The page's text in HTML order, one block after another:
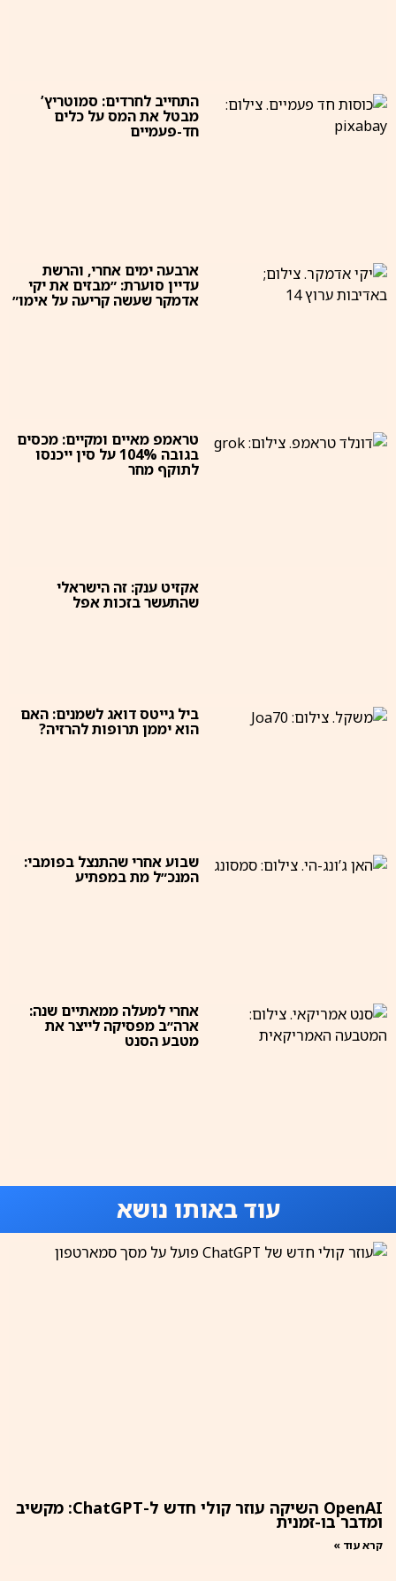
התחייב לחרדים: סמוטריץ’
מבטל את המס על כלים
חד-פעמיים
ארבעה ימים אחרי, והרשת
עדיין סוערת: ״מבזים את יקי
אדמקר שעשה קריעה על אימו״
טראמפ מאיים ומקיים: מכסים
בגובה 104% על סין ייכנסו
לתוקף מחר
אקזיט ענק: זה הישראלי
שהתעשר בזכות אפל
ביל גייטס דואג לשמנים: האם
הוא יממן תרופות להרזיה?
שבוע אחרי שהתנצל בפומבי:
המנכ״ל מת במפתיע
אחרי למעלה ממאתיים שנה:
ארה״ב מפסיקה לייצר את
מטבע הסנט
עוד באותו נושא
OpenAI השיקה עוזר קולי חדש ל-ChatGPT: מקשיב
ומדבר בו-זמנית
קרא עוד »